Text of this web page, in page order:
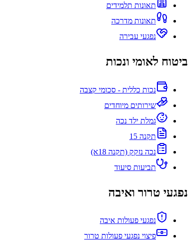
תאונות תלמידים
תאונות מדרכה
נפגעי עבירה
ביטוח לאומי ונכות
נכות כללית - סכומי קצבה
שירותים מיוחדים
גמלת ילד נכה
תקנה 15
נכה נזקק (תקנה 18א)
תביעות סיעוד
נפגעי טרור ואיבה
נפגעי פעולות איבה
פיצוי נפגעי פעולות טרור